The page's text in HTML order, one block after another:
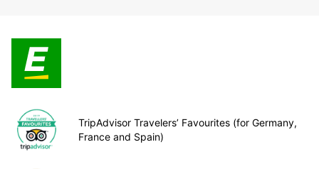
TripAdvisor Travelers’ Favourites (for Germany,
France and Spain)